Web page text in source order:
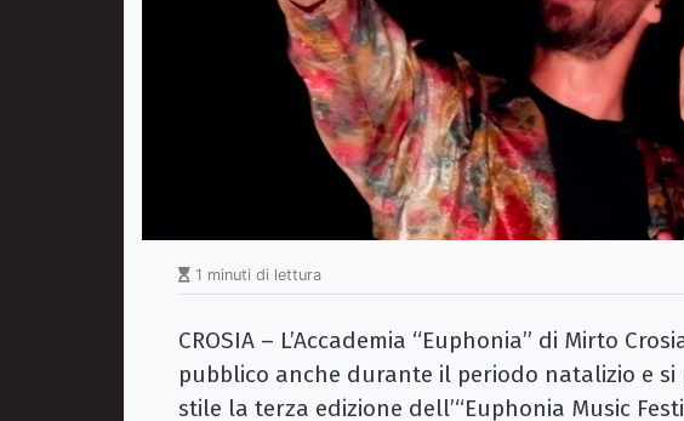
1 minuti di lettura
CROSIA – L’Accademia “Euphonia” di Mirto
pubblico anche durante il periodo natalizio e
stile la terza edizione dell’“Euphonia Music